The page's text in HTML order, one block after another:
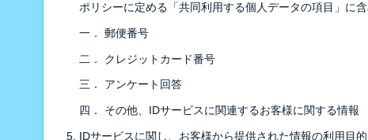
ポリシーに定める「共同利用する個人データの項目」に含
一． 郵便番号
二． クレジットカード番号
三． アンケート回答
四． その他、IDサービスに関連するお客様に関する情報
IDサービスに関し、お客様から提供された情報の利用目